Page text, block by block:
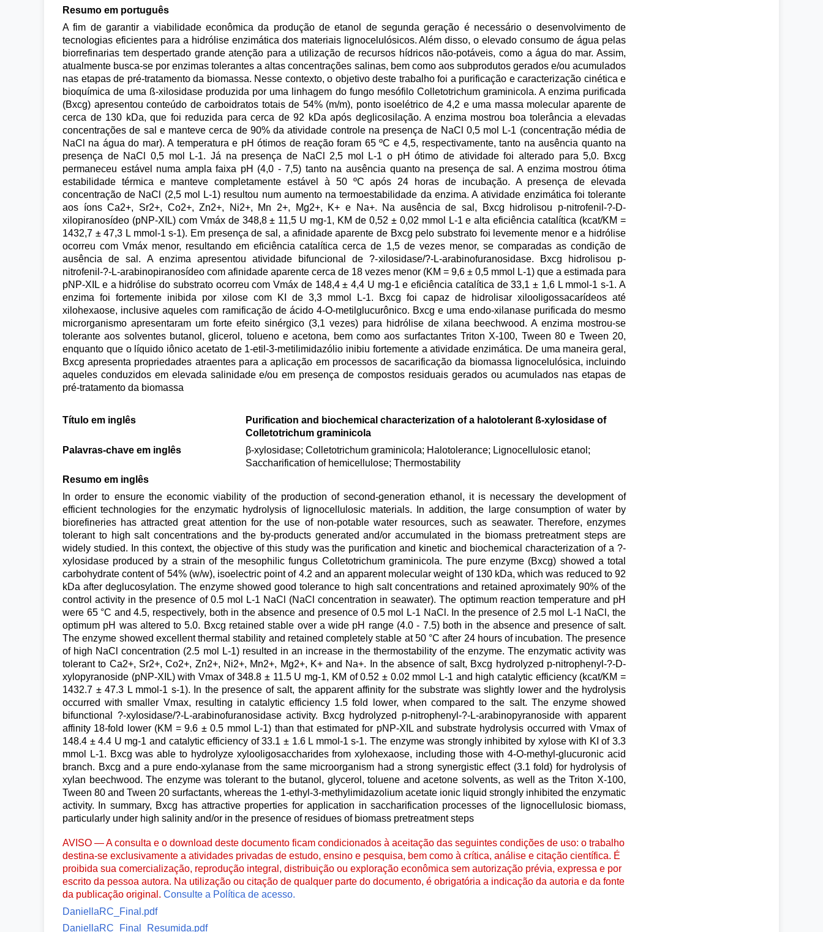
Resumo em português
A fim de garantir a viabilidade econômica da produção de etanol de segunda geração é necessário o desenvolvimento de
tecnologias eficientes para a hidrólise enzimática dos materiais lignocelulósicos. Além disso, o elevado consumo de água pelas
biorrefinarias tem despertado grande atenção para a utilização de recursos hídricos não-potáveis, como a água do mar. Assim,
atualmente busca-se por enzimas tolerantes a altas concentrações salinas, bem como aos subprodutos gerados e/ou acumulados
nas etapas de pré-tratamento da biomassa. Nesse contexto, o objetivo deste trabalho foi a purificação e caracterização cinética e
bioquímica de uma ß-xilosidase produzida por uma linhagem do fungo mesófilo Colletotrichum graminicola. A enzima purificada
(Bxcg) apresentou conteúdo de carboidratos totais de 54% (m/m), ponto isoelétrico de 4,2 e uma massa molecular aparente de
cerca de 130 kDa, que foi reduzida para cerca de 92 kDa após deglicosilação. A enzima mostrou boa tolerância a elevadas
concentrações de sal e manteve cerca de 90% da atividade controle na presença de NaCl 0,5 mol L-1 (concentração média de
NaCl na água do mar). A temperatura e pH ótimos de reação foram 65 ºC e 4,5, respectivamente, tanto na ausência quanto na
presença de NaCl 0,5 mol L-1. Já na presença de NaCl 2,5 mol L-1 o pH ótimo de atividade foi alterado para 5,0. Bxcg
permaneceu estável numa ampla faixa pH (4,0 - 7,5) tanto na ausência quanto na presença de sal. A enzima mostrou ótima
estabilidade térmica e manteve completamente estável à 50 ºC após 24 horas de incubação. A presença de elevada
concentração de NaCl (2,5 mol L-1) resultou num aumento na termoestabilidade da enzima. A atividade enzimática foi tolerante
aos íons Ca2+, Sr2+, Co2+, Zn2+, Ni2+, Mn 2+, Mg2+, K+ e Na+. Na ausência de sal, Bxcg hidrolisou p-nitrofenil-?-D-
xilopiranosídeo (pNP-XIL) com Vmáx de 348,8 ± 11,5 U mg-1, KM de 0,52 ± 0,02 mmol L-1 e alta eficiência catalítica (kcat/KM =
1432,7 ± 47,3 L mmol-1 s-1). Em presença de sal, a afinidade aparente de Bxcg pelo substrato foi levemente menor e a hidrólise
ocorreu com Vmáx menor, resultando em eficiência catalítica cerca de 1,5 de vezes menor, se comparadas as condição de
ausência de sal. A enzima apresentou atividade bifuncional de ?-xilosidase/?-L-arabinofuranosidase. Bxcg hidrolisou p-
nitrofenil-?-L-arabinopiranosídeo com afinidade aparente cerca de 18 vezes menor (KM = 9,6 ± 0,5 mmol L-1) que a estimada para
pNP-XIL e a hidrólise do substrato ocorreu com Vmáx de 148,4 ± 4,4 U mg-1 e eficiência catalítica de 33,1 ± 1,6 L mmol-1 s-1. A
enzima foi fortemente inibida por xilose com KI de 3,3 mmol L-1. Bxcg foi capaz de hidrolisar xilooligossacarídeos até
xilohexaose, inclusive aqueles com ramificação de ácido 4-O-metilglucurônico. Bxcg e uma endo-xilanase purificada do mesmo
microrganismo apresentaram um forte efeito sinérgico (3,1 vezes) para hidrólise de xilana beechwood. A enzima mostrou-se
tolerante aos solventes butanol, glicerol, tolueno e acetona, bem como aos surfactantes Triton X-100, Tween 80 e Tween 20,
enquanto que o líquido iônico acetato de 1-etil-3-metilimidazólio inibiu fortemente a atividade enzimática. De uma maneira geral,
Bxcg apresenta propriedades atraentes para a aplicação em processos de sacarificação da biomassa lignocelulósica, incluindo
aqueles conduzidos em elevada salinidade e/ou em presença de compostos residuais gerados ou acumulados nas etapas de
pré-tratamento da biomassa
Título em inglês
Purification and biochemical characterization of a halotolerant ß-xylosidase of
Colletotrichum graminicola
Palavras-chave em inglês
β-xylosidase; Colletotrichum graminicola; Halotolerance; Lignocellulosic etanol;
Saccharification of hemicellulose; Thermostability
Resumo em inglês
In order to ensure the economic viability of the production of second-generation ethanol, it is necessary the development of
efficient technologies for the enzymatic hydrolysis of lignocellulosic materials. In addition, the large consumption of water by
biorefineries has attracted great attention for the use of non-potable water resources, such as seawater. Therefore, enzymes
tolerant to high salt concentrations and the by-products generated and/or accumulated in the biomass pretreatment steps are
widely studied. In this context, the objective of this study was the purification and kinetic and biochemical characterization of a ?-
xylosidase produced by a strain of the mesophilic fungus Colletotrichum graminicola. The pure enzyme (Bxcg) showed a total
carbohydrate content of 54% (w/w), isoelectric point of 4.2 and an apparent molecular weight of 130 kDa, which was reduced to 92
kDa after deglucosylation. The enzyme showed good tolerance to high salt concentrations and retained aproximately 90% of the
control activity in the presence of 0.5 mol L-1 NaCl (NaCl concentration in seawater). The optimum reaction temperature and pH
were 65 °C and 4.5, respectively, both in the absence and presence of 0.5 mol L-1 NaCl. In the presence of 2.5 mol L-1 NaCl, the
optimum pH was altered to 5.0. Bxcg retained stable over a wide pH range (4.0 - 7.5) both in the absence and presence of salt.
The enzyme showed excellent thermal stability and retained completely stable at 50 °C after 24 hours of incubation. The presence
of high NaCl concentration (2.5 mol L-1) resulted in an increase in the thermostability of the enzyme. The enzymatic activity was
tolerant to Ca2+, Sr2+, Co2+, Zn2+, Ni2+, Mn2+, Mg2+, K+ and Na+. In the absence of salt, Bxcg hydrolyzed p-nitrophenyl-?-D-
xylopyranoside (pNP-XIL) with Vmax of 348.8 ± 11.5 U mg-1, KM of 0.52 ± 0.02 mmol L-1 and high catalytic efficiency (kcat/KM =
1432.7 ± 47.3 L mmol-1 s-1). In the presence of salt, the apparent affinity for the substrate was slightly lower and the hydrolysis
occurred with smaller Vmax, resulting in catalytic efficiency 1.5 fold lower, when compared to the salt. The enzyme showed
bifunctional ?-xylosidase/?-L-arabinofuranosidase activity. Bxcg hydrolyzed p-nitrophenyl-?-L-arabinopyranoside with apparent
affinity 18-fold lower (KM = 9.6 ± 0.5 mmol L-1) than that estimated for pNP-XIL and substrate hydrolysis occurred with Vmax of
148.4 ± 4.4 U mg-1 and catalytic efficiency of 33.1 ± 1.6 L mmol-1 s-1. The enzyme was strongly inhibited by xylose with KI of 3.3
mmol L-1. Bxcg was able to hydrolyze xylooligosaccharides from xylohexaose, including those with 4-O-methyl-glucuronic acid
branch. Bxcg and a pure endo-xylanase from the same microorganism had a strong synergistic effect (3.1 fold) for hydrolysis of
xylan beechwood. The enzyme was tolerant to the butanol, glycerol, toluene and acetone solvents, as well as the Triton X-100,
Tween 80 and Tween 20 surfactants, whereas the 1-ethyl-3-methylimidazolium acetate ionic liquid strongly inhibited the enzymatic
activity. In summary, Bxcg has attractive properties for application in saccharification processes of the lignocellulosic biomass,
particularly under high salinity and/or in the presence of residues of biomass pretreatment steps
AVISO — A consulta e o download deste documento ficam condicionados à aceitação das seguintes condições de uso: o trabalho
destina-se exclusivamente a atividades privadas de estudo, ensino e pesquisa, bem como à crítica, análise e citação científica. É
proibida sua comercialização, reprodução integral, distribuição ou exploração econômica sem autorização prévia, expressa e por
escrito da pessoa autora. Na utilização ou citação de qualquer parte do documento, é obrigatória a indicação da autoria e da fonte
da publicação original. Consulte a Política de acesso.
DaniellaRC_Final.pdf
DaniellaRC_Final_Resumida.pdf